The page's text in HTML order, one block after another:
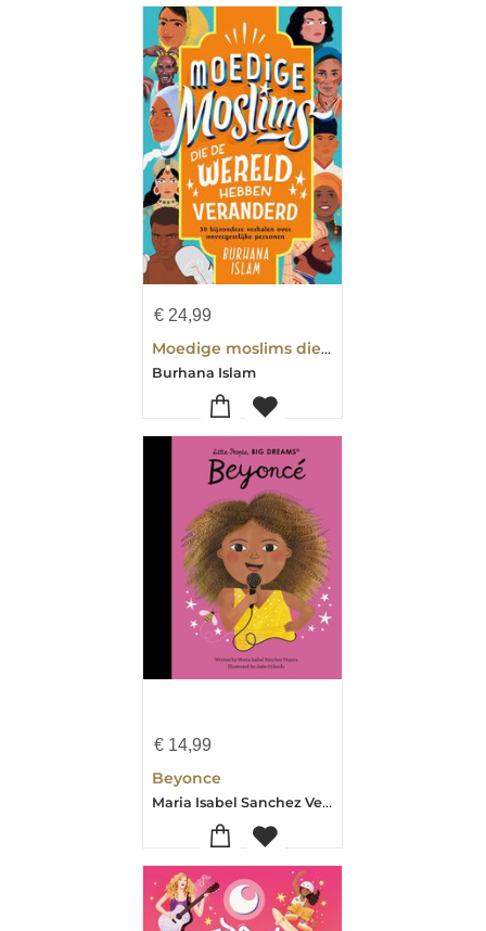
€ 24,99
Moedige moslims die de wereld hebben veranderd
Burhana Islam
€ 14,99
Beyonce
Maria Isabel Sanchez Vegara